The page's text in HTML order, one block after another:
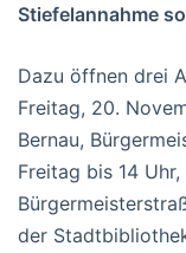
Stiefelannahme
Dazu öffnen drei
Freitag, 20.
Bernau,
Freitag bis 14
der